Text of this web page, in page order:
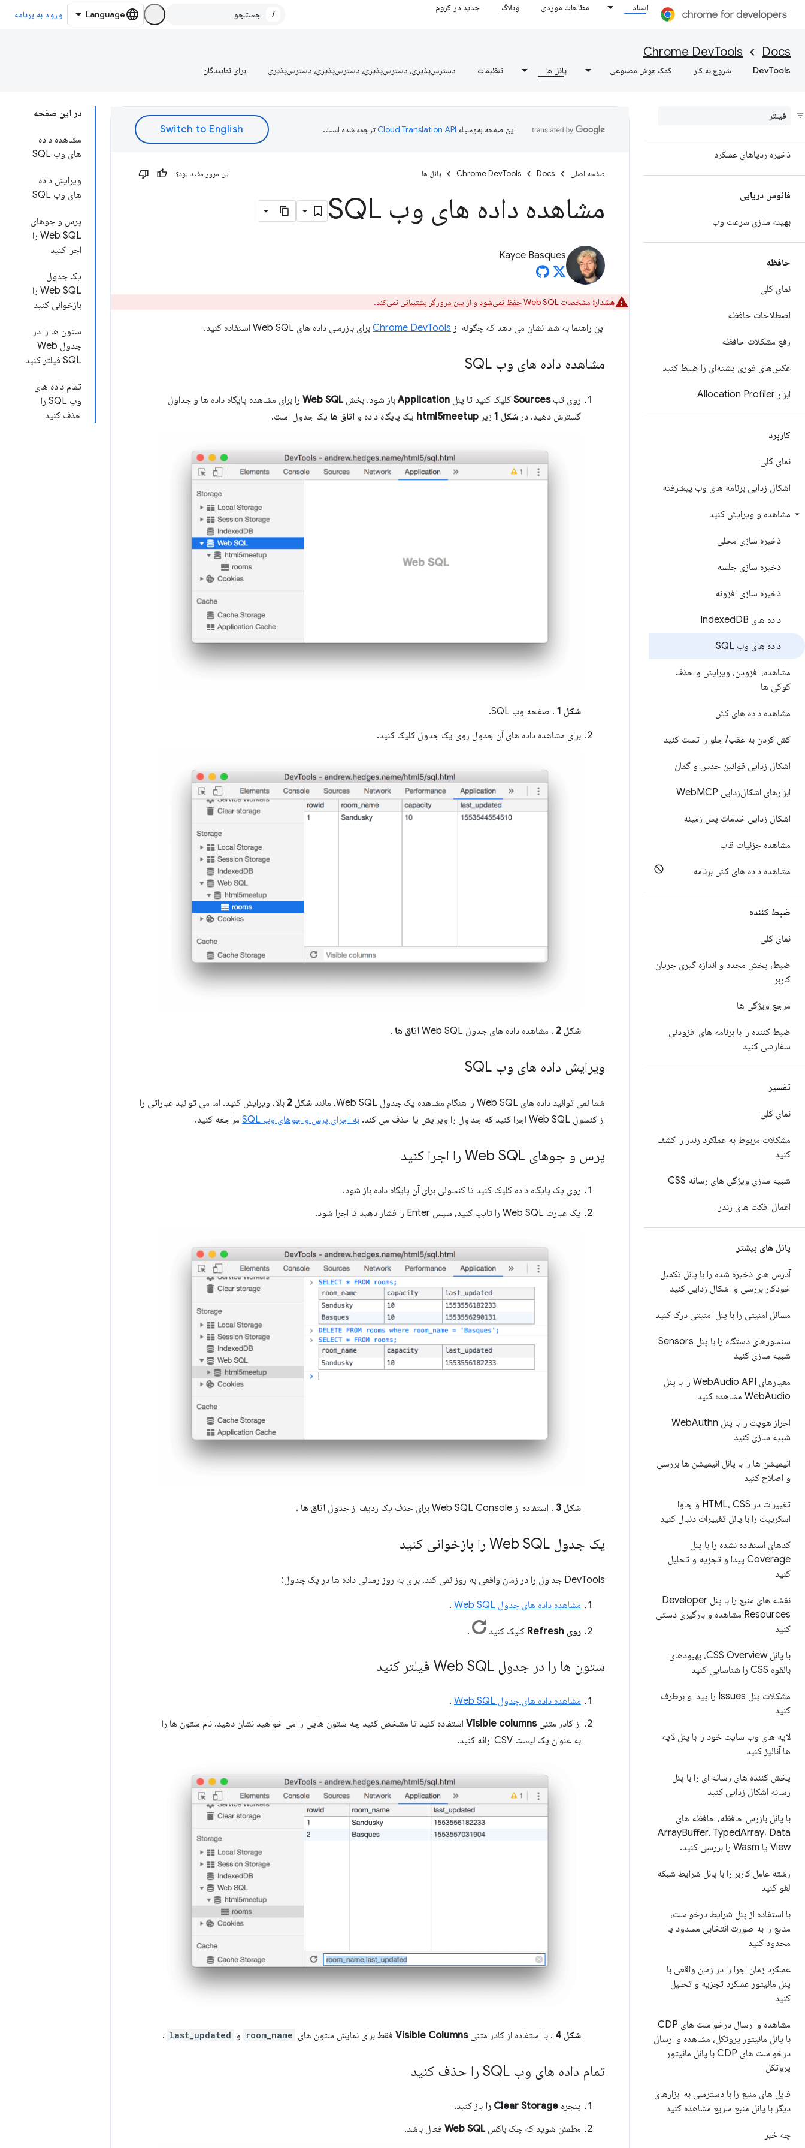
اسناد مطالعات موردی وبلاگ جدید در کروم
/ ورود به برنامه
Docs
Chrome DevTools
DevTools شروع به کار کمک هوش مصنوعی پانل ها تنظیمات دسترس‌پذیری، دسترس‌پذیری، دسترس‌پذیری، دسترس‌پذیری برای نمایندگان
عملکرد انتخابگر CSS را تجزیه و تحلیل
کنید
عملکرد پروفایل Node.js
داده های عملکرد خود را با توسعه API
بینش عملی در مورد عملکرد وب سایت
ذخیره ردپاهای عملکرد
فانوس دریایی
بهینه سازی سرعت وب
حافظه
نمای کلی
اصطلاحات حافظه
رفع مشکلات حافظه
عکس‌های فوری پشته‌ای را ضبط کنید
ابزار Allocation Profiler
کاربرد
نمای کلی
اشکال زدایی برنامه های وب پیشرفته
مشاهده و ویرایش کنید
ذخیره سازی محلی
ذخیره سازی جلسه
ذخیره سازی افزونه
داده های Indexed DB
داده های وب SQL
مشاهده، افزودن، ویرایش و حذف
کوکی ها
مشاهده داده های کش
کش کردن به عقب/ جلو را تست کنید
اشکال زدایی قوانین حدس و گمان
ابزارهای اشکال‌زدایی Web MCP
اشکال زدایی خدمات پس زمینه
مشاهده جزئیات قاب
مشاهده داده های کش برنامه
ضبط کننده
نمای کلی
ضبط، پخش مجدد و اندازه گیری جریان
کاربر
مرجع ویژگی ها
ضبط کننده را با برنامه های افزودنی
سفارشی کنید
تفسیر
نمای کلی
مشکلات مربوط به عملکرد رندر را کشف
کنید
شبیه سازی ویژگی های رسانه CSS
اعمال افکت های رندر
پانل های بیشتر
آدرس های ذخیره شده را با پانل تکمیل
خودکار بررسی و اشکال زدایی کنید
مسائل امنیتی را با پنل امنیتی درک کنید
سنسورهای دستگاه را با پنل Sensors
شبیه سازی کنید
معیارهای Web
Audio API را با پنل
WebAudio مشاهده کنید
احراز هویت را با پنل Web Authn
شبیه سازی کنید
انیمیشن ها را با پانل انیمیشن ها بررسی
و اصلاح کنید
تغییرات در HTML، CSS و جاوا
اسکریپت را با پانل تغییرات دنبال کنید
کدهای استفاده نشده را با پنل
Coverage پیدا و تجزیه و تحلیل
کنید
نقشه های منبع را با پنل Developer
Resources مشاهده و بارگیری دستی
کنید
با پانل CSS Overview، بهبودهای
بالقوه CSS را شناسایی کنید
مشکلات پنل Issues را پیدا و برطرف
کنید
لایه های وب سایت خود را با پنل لایه
ها آنالیز کنید
پخش کننده های رسانه ای را با پنل
رسانه اشکال زدایی کنید
با پانل بازرس حافظه، حافظه های
ArrayBuffer، TypedArray، Data
View یا Wasm را بررسی کنید
.
رشته عامل کاربر را با پانل شرایط شبکه
لغو کنید
با استفاده از پنل شرایط درخواست،
منابع را به صورت انتخابی مسدود یا
محدود کنید
عملکرد زمان اجرا را در زمان واقعی با
پنل مانیتور عملکرد تجزیه و تحلیل
کنید
مشاهده و ارسال درخواست های CDP
با پانل مانیتور پروتکل، مشاهده و ارسال
درخواست های CDP با پانل مانیتور
پروتکل
فایل های منبع را با دسترسی به ابزارهای
دیگر با پانل منبع سریع مشاهده کنید
چه خبر
در این صفحه
مشاهده داده
های وب SQL
ویرایش داده
های وب SQL
پرس و جوهای
Web SQL را
اجرا کنید
یک جدول
Web SQL را
بازخوانی کنید
ستون ها را در
جدول Web
SQL فیلتر کنید
تمام داده های
وب SQL را
حذف کنید
این صفحه به‌وسیله ترجمه شده است.
صفحه اصلی Docs
Chrome DevTools پانل ها این مرور مفید بود؟
مشاهده داده های وب SQL
Kayce Basques
هشدار: مشخصات Web SQL حفظ نمی‌شود و از بین مرورگر پشتیبانی نمی‌کند.
این راهنما به شما نشان می دهد که چگونه از Chrome DevTools برای بازرسی داده های Web SQL استفاده کنید.
مشاهده داده های وب SQL
روی تبSources کلیک کنید تا پنل Applicationباز شود. بخشWeb SQL را برای مشاهده پایگاه داده ها و جداول
گسترش دهید. در شکل 1 زیر html5meetup یک پایگاه داده و اتاق ها یک جدول است.
شکل 1
. صفحه وب SQL.
برای مشاهده داده های آن جدول روی یک جدول کلیک کنید.
شکل 2 . مشاهده داده های جدول Web SQL اتاق ها .
ویرایش داده های وب SQL
شما نمی توانید داده های Web SQL را هنگام مشاهده یک جدول Web SQL، مانند شکل 2
بالا، ویرایش کنید. اما می توانید عباراتی را
از کنسول Web SQL اجرا کنید که جداول را ویرایش یا حذف می کند.
به اجرای پرس و جوهای وب SQL مراجعه کنید.
پرس و جوهای Web SQL را اجرا کنید
روی یک پایگاه داده کلیک کنید تا کنسولی برای آن پایگاه داده باز شود.
یک عبارت Web SQL را تایپ کنید، سپس Enter را فشار دهید تا اجرا شود.
شکل 3 . استفاده از Web SQL Console برای حذف یک ردیف از جدول اتاق ها .
یک جدول Web SQL را بازخوانی کنید
DevTools جداول را در زمان واقعی به روز نمی کند. برای به روز رسانی داده ها در یک جدول:
مشاهده داده های جدول Web SQL .
روی Refresh کلیک کنید .
ستون ها را در جدول Web SQL فیلتر کنید
مشاهده داده های جدول Web SQL
.
از کادر متنیVisible columns استفاده کنید تا مشخص کنید چه ستون هایی را می خواهید نشان دهید. نام ستون ها را
به عنوان یک لیست CSV ارائه کنید.
شکل 4 . با استفاده از کادر متنیVisible Columns فقط برای نمایش ستون های room_name و last_updated
.
تمام داده های وب SQL را حذف کنید
پنجره Clear Storage را
باز کنید.
مطمئن شوید که چک باکسWeb SQL فعال باشد.